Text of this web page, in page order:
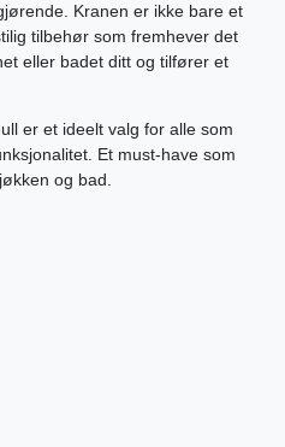
Kranen er ikke bare et
tilbehør som fremhever det
eller badet ditt og tilfører et
er et ideelt valg for alle som
Et must-have som
og bad.